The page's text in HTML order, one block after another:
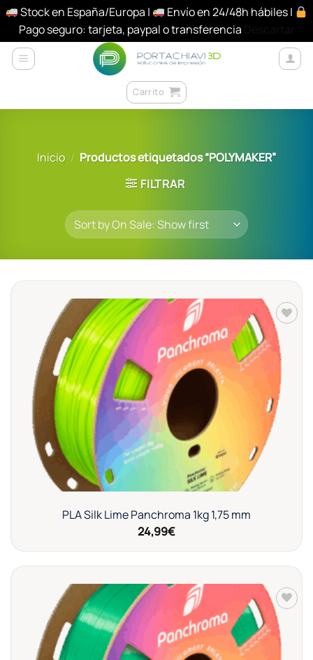
Stock en España/Europa |
Envío en 24/48h hábiles |
Pago seguro: tarjeta, paypal o transferencia
Saltar
Carrito
Inicio / Productos etiquetados “POLYMAKER”
FILTRAR
Añadir
a la
lista de
deseos
PLA Silk Lime Panchroma 1kg 1,75 mm
24,99€
Añadir
a la
lista de
deseos